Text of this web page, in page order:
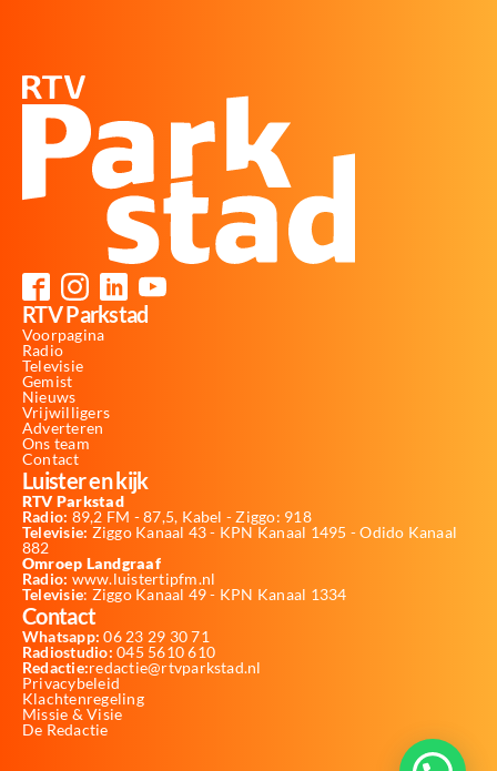
RTV Parkstad
Voorpagina
Radio
Televisie
Gemist
Nieuws
Vrijwilligers
Adverteren
Ons team
Contact
Luister en kijk
RTV Parkstad
Radio: 89,2 FM - 87,5, Kabel - Ziggo: 918
Televisie: Ziggo Kanaal 43 - KPN Kanaal 1495 - Odido Kanaal
882
Omroep Landgraaf
Radio: www.luistertipfm.nl
Televisie: Ziggo Kanaal 49 - KPN Kanaal 1334
Contact
Whatsapp: 06 23 29 30 71
Radiostudio: 045 5610 610
Redactie:redactie@rtvparkstad.nl
Privacybeleid
Klachtenregeling
Missie & Visie
De Redactie